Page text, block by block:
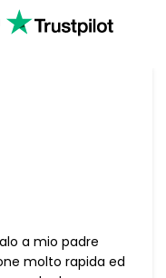
a mio padre
molto rapida ed